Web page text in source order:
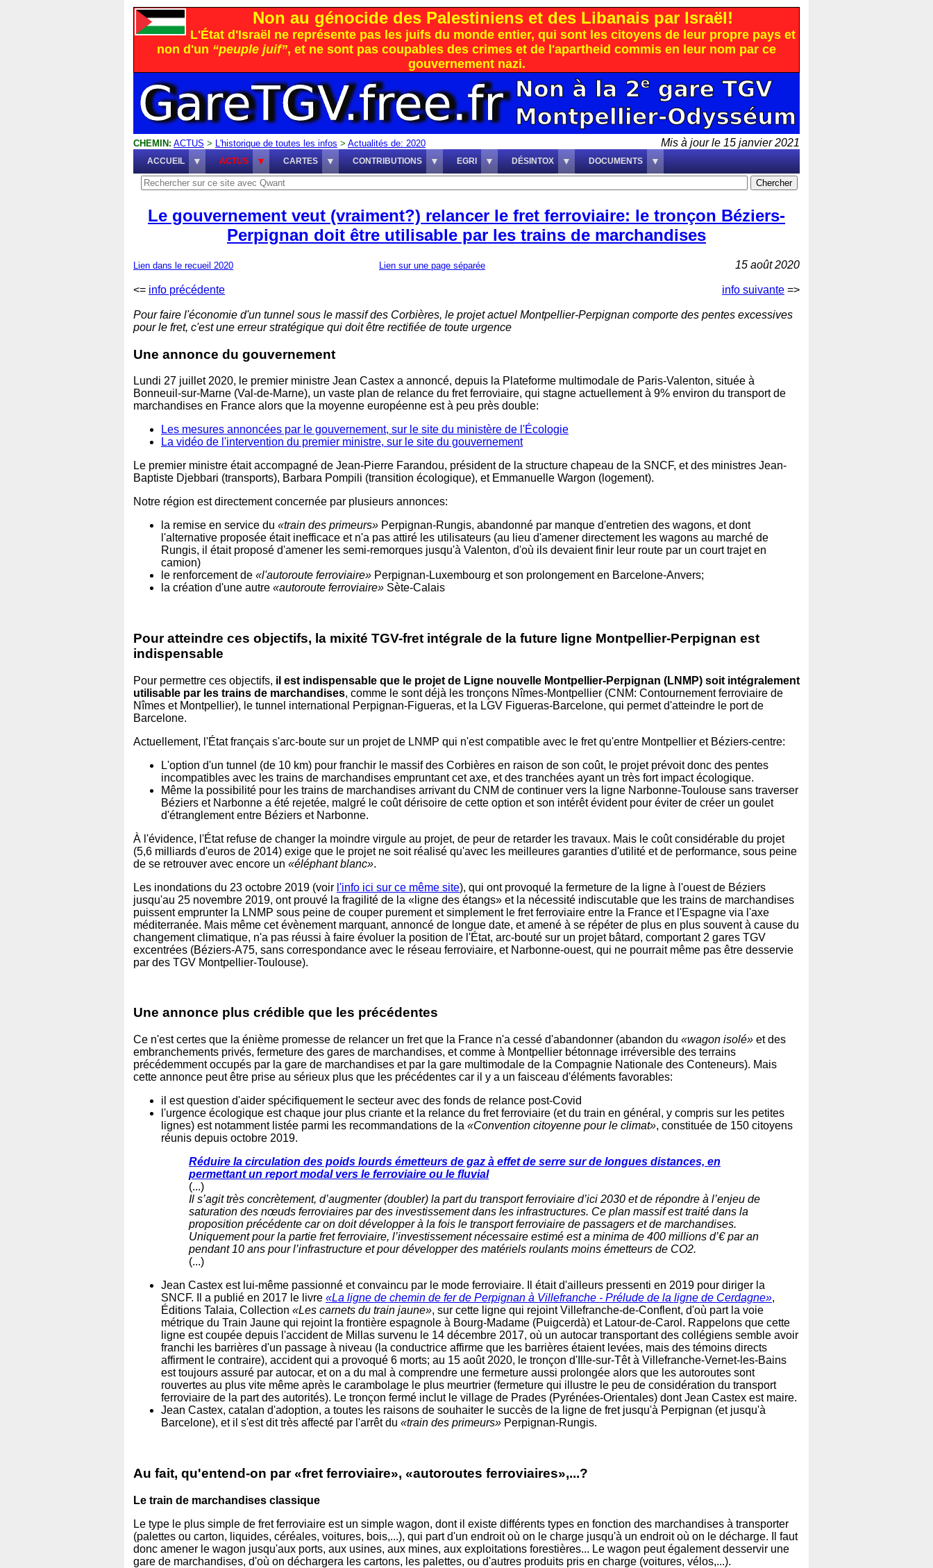
Non au génocide des Palestiniens et des Libanais par Israël!
L'État d'Israël ne représente pas les juifs du monde entier, qui sont les citoyens de leur propre pays et
non d'un “peuple juif”, et ne sont pas coupables des crimes et de l'apartheid commis en leur nom par ce
gouvernement nazi.
CHEMIN: ACTUS > L'historique de toutes les infos > Actualités de: 2020 Mis à jour le 15 janvier 2021
ACCUEIL ACTUS CARTES CONTRIBUTIONS EGRI DÉSINTOX DOCUMENTS
Le gouvernement veut (vraiment?) relancer le fret ferroviaire: le tronçon Béziers-
Perpignan doit être utilisable par les trains de marchandises
Lien dans le recueil 2020 Lien sur une page séparée 15 août 2020
<= info précédente info suivante =>
Pour faire l'économie d'un tunnel sous le massif des Corbières, le projet actuel Montpellier-Perpignan comporte des pentes excessives
pour le fret, c'est une erreur stratégique qui doit être rectifiée de toute urgence
Une annonce du gouvernement
Lundi 27 juillet 2020, le premier ministre Jean Castex a annoncé, depuis la Plateforme multimodale de Paris-Valenton, située à
Bonneuil-sur-Marne (Val-de-Marne), un vaste plan de relance du fret ferroviaire, qui stagne actuellement à 9% environ du transport de
marchandises en France alors que la moyenne européenne est à peu près double:
Les mesures annoncées par le gouvernement, sur le site du ministère de l'Écologie
La vidéo de l'intervention du premier ministre, sur le site du gouvernement
Le premier ministre était accompagné de Jean-Pierre Farandou, président de la structure chapeau de la SNCF, et des ministres Jean-
Baptiste Djebbari (transports), Barbara Pompili (transition écologique), et Emmanuelle Wargon (logement).
Notre région est directement concernée par plusieurs annonces:
la remise en service du «train des primeurs» Perpignan-Rungis, abandonné par manque d'entretien des wagons, et dont
l'alternative proposée était inefficace et n'a pas attiré les utilisateurs (au lieu d'amener directement les wagons au marché de
Rungis, il était proposé d'amener les semi-remorques jusqu'à Valenton, d'où ils devaient finir leur route par un court trajet en
camion)
le renforcement de «l'autoroute ferroviaire» Perpignan-Luxembourg et son prolongement en Barcelone-Anvers;
la création d'une autre «autoroute ferroviaire» Sète-Calais
Pour atteindre ces objectifs, la mixité TGV-fret intégrale de la future ligne Montpellier-Perpignan est
indispensable
Pour permettre ces objectifs, il est indispensable que le projet de Ligne nouvelle Montpellier-Perpignan (LNMP) soit intégralement
utilisable par les trains de marchandises, comme le sont déjà les tronçons Nîmes-Montpellier (CNM: Contournement ferroviaire de
Nîmes et Montpellier), le tunnel international Perpignan-Figueras, et la LGV Figueras-Barcelone, qui permet d'atteindre le port de
Barcelone.
Actuellement, l'État français s'arc-boute sur un projet de LNMP qui n'est compatible avec le fret qu'entre Montpellier et Béziers-centre:
L'option d'un tunnel (de 10 km) pour franchir le massif des Corbières en raison de son coût, le projet prévoit donc des pentes
incompatibles avec les trains de marchandises empruntant cet axe, et des tranchées ayant un très fort impact écologique.
Même la possibilité pour les trains de marchandises arrivant du CNM de continuer vers la ligne Narbonne-Toulouse sans traverser
Béziers et Narbonne a été rejetée, malgré le coût dérisoire de cette option et son intérêt évident pour éviter de créer un goulet
d'étranglement entre Béziers et Narbonne.
À l'évidence, l'État refuse de changer la moindre virgule au projet, de peur de retarder les travaux. Mais le coût considérable du projet
(5,6 milliards d'euros de 2014) exige que le projet ne soit réalisé qu'avec les meilleures garanties d'utilité et de performance, sous peine
de se retrouver avec encore un «éléphant blanc».
Les inondations du 23 octobre 2019 (voir l'info ici sur ce même site), qui ont provoqué la fermeture de la ligne à l'ouest de Béziers
jusqu'au 25 novembre 2019, ont prouvé la fragilité de la «ligne des étangs» et la nécessité indiscutable que les trains de marchandises
puissent emprunter la LNMP sous peine de couper purement et simplement le fret ferroviaire entre la France et l'Espagne via l'axe
méditerranée. Mais même cet évènement marquant, annoncé de longue date, et amené à se répéter de plus en plus souvent à cause du
changement climatique, n'a pas réussi à faire évoluer la position de l'État, arc-bouté sur un projet bâtard, comportant 2 gares TGV
excentrées (Béziers-A75, sans correspondance avec le réseau ferroviaire, et Narbonne-ouest, qui ne pourrait même pas être desservie
par des TGV Montpellier-Toulouse).
Une annonce plus crédible que les précédentes
Ce n'est certes que la énième promesse de relancer un fret que la France n'a cessé d'abandonner (abandon du «wagon isolé» et des
embranchements privés, fermeture des gares de marchandises, et comme à Montpellier bétonnage irréversible des terrains
précédemment occupés par la gare de marchandises et par la gare multimodale de la Compagnie Nationale des Conteneurs). Mais
cette annonce peut être prise au sérieux plus que les précédentes car il y a un faisceau d'éléments favorables:
il est question d'aider spécifiquement le secteur avec des fonds de relance post-Covid
l'urgence écologique est chaque jour plus criante et la relance du fret ferroviaire (et du train en général, y compris sur les petites
lignes) est notamment listée parmi les recommandations de la «Convention citoyenne pour le climat», constituée de 150 citoyens
réunis depuis octobre 2019.
Réduire la circulation des poids lourds émetteurs de gaz à effet de serre sur de longues distances, en
permettant un report modal vers le ferroviaire ou le fluvial
(...)
Il s’agit très concrètement, d’augmenter (doubler) la part du transport ferroviaire d’ici 2030 et de répondre à l’enjeu de
saturation des nœuds ferroviaires par des investissement dans les infrastructures. Ce plan massif est traité dans la
proposition précédente car on doit développer à la fois le transport ferroviaire de passagers et de marchandises.
Uniquement pour la partie fret ferroviaire, l’investissement nécessaire estimé est a minima de 400 millions d’€ par an
pendant 10 ans pour l’infrastructure et pour développer des matériels roulants moins émetteurs de CO2.
(...)
Jean Castex est lui-même passionné et convaincu par le mode ferroviaire. Il était d'ailleurs pressenti en 2019 pour diriger la
SNCF. Il a publié en 2017 le livre «La ligne de chemin de fer de Perpignan à Villefranche - Prélude de la ligne de Cerdagne»,
Éditions Talaia, Collection «Les carnets du train jaune», sur cette ligne qui rejoint Villefranche-de-Conflent, d'où part la voie
métrique du Train Jaune qui rejoint la frontière espagnole à Bourg-Madame (Puigcerdà) et Latour-de-Carol. Rappelons que cette
ligne est coupée depuis l'accident de Millas survenu le 14 décembre 2017, où un autocar transportant des collégiens semble avoir
franchi les barrières d'un passage à niveau (la conductrice affirme que les barrières étaient levées, mais des témoins directs
affirment le contraire), accident qui a provoqué 6 morts; au 15 août 2020, le tronçon d'Ille-sur-Têt à Villefranche-Vernet-les-Bains
est toujours assuré par autocar, et on a du mal à comprendre une fermeture aussi prolongée alors que les autoroutes sont
rouvertes au plus vite même après le carambolage le plus meurtrier (fermeture qui illustre le peu de considération du transport
ferroviaire de la part des autorités). Le tronçon fermé inclut le village de Prades (Pyrénées-Orientales) dont Jean Castex est maire.
Jean Castex, catalan d'adoption, a toutes les raisons de souhaiter le succès de la ligne de fret jusqu'à Perpignan (et jusqu'à
Barcelone), et il s'est dit très affecté par l'arrêt du «train des primeurs» Perpignan-Rungis.
Au fait, qu'entend-on par «fret ferroviaire», «autoroutes ferroviaires»,...?
Le train de marchandises classique
Le type le plus simple de fret ferroviaire est un simple wagon, dont il existe différents types en fonction des marchandises à transporter
(palettes ou carton, liquides, céréales, voitures, bois,...), qui part d'un endroit où on le charge jusqu'à un endroit où on le décharge. Il faut
donc amener le wagon jusqu'aux ports, aux usines, aux mines, aux exploitations forestières... Le wagon peut également desservir une
gare de marchandises, d'où on déchargera les cartons, les palettes, ou d'autres produits pris en charge (voitures, vélos,...).